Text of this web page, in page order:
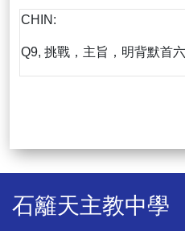
CHIN:
Q9, 挑戰，主旨，明背默首
石籬天主教中學